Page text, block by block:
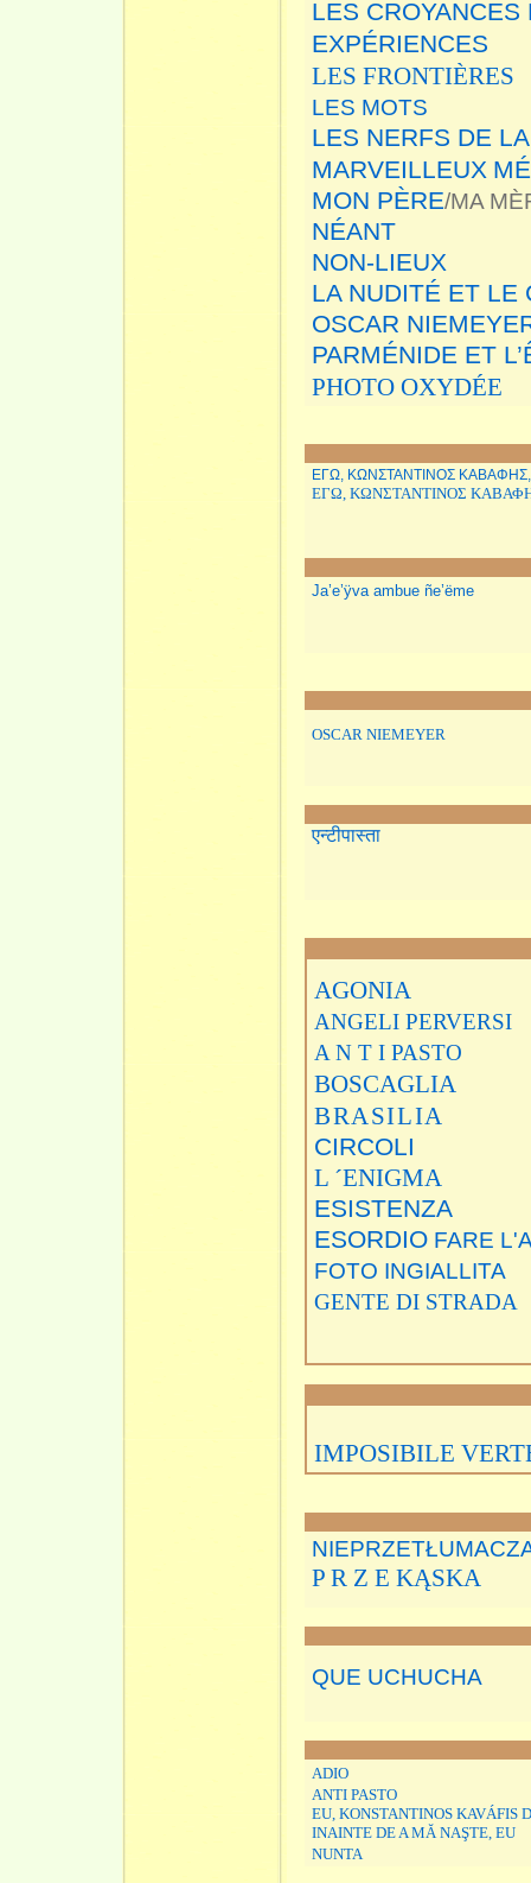
LES CROYANCES
EXPÉRIENCES
LES FRONTIÈRES
LES MOTS
LES NERFS DE
MARVEILLEUX
MON PÈRE/MA
NÉANT
NON-LIEUX
LA NUDITÉ ET LE
OSCAR
PARMÉNIDE ET
PHOTO OXYDÉE
ΕΓΩ, ΚΩΝΣΤΑΝΤΙΝΟΣ ΚΑΒΑΦΗΣ,
ΕΓΩ, ΚΩΝΣΤΑΝΤΙΝΟΣ
Ja’e’ÿva ambue ñe’ëme
OSCAR NIEMEYER
एन्टीपास्ता
AGONIA
ANGELI PERVERSI
A N T I PASTO
BOSCAGLIA
BRASILIA
CIRCOLI
L ´ENIGMA
ESISTENZA
ESORDIO FARE
FOTO INGIALLITA
GENTE DI STRADA
IMPOSIBILE
P R Z E KĄSKA
QUE UCHUCHA
ADIO
ANTI PASTO
EU, KONSTANTINOS KAVÁFIS
INAINTE DE A MĂ NAŞTE, EU
NUNTA